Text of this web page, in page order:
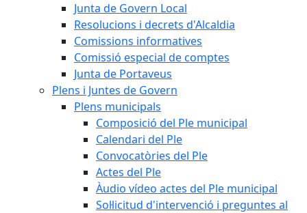
Junta de Govern Local
Resolucions i decrets d'Alcaldia
Comissions informatives
Comissió especial de comptes
Junta de Portaveus
Plens i Juntes de Govern
Plens municipals
Composició del Ple municipal
Calendari del Ple
Convocatòries del Ple
Actes del Ple
Àudio vídeo actes del Ple municipal
Sol·licitud d'intervenció i preguntes al